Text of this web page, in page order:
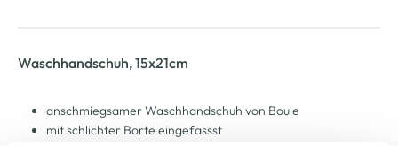
Waschhandschuh, 15x21cm
anschmiegsamer Waschhandschuh von Boule
mit schlichter Borte eingefassst